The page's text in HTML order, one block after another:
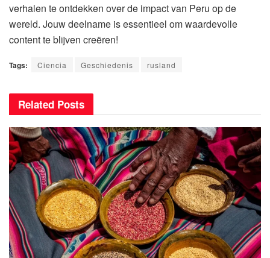
verhalen te ontdekken over de impact van Peru op de
wereld. Jouw deelname is essentieel om waardevolle
content te blijven creëren!
Tags: Ciencia Geschiedenis rusland
Related Posts